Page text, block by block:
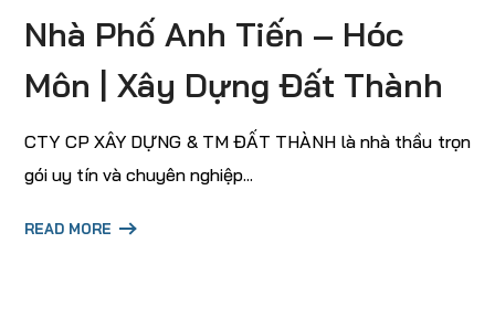
Nhà Phố Anh Tiến – Hóc
Môn | Xây Dựng Đất Thành
CTY CP XÂY DỰNG & TM ĐẤT THÀNH là nhà thầu trọn
gói uy tín và chuyên nghiệp...
READ MORE